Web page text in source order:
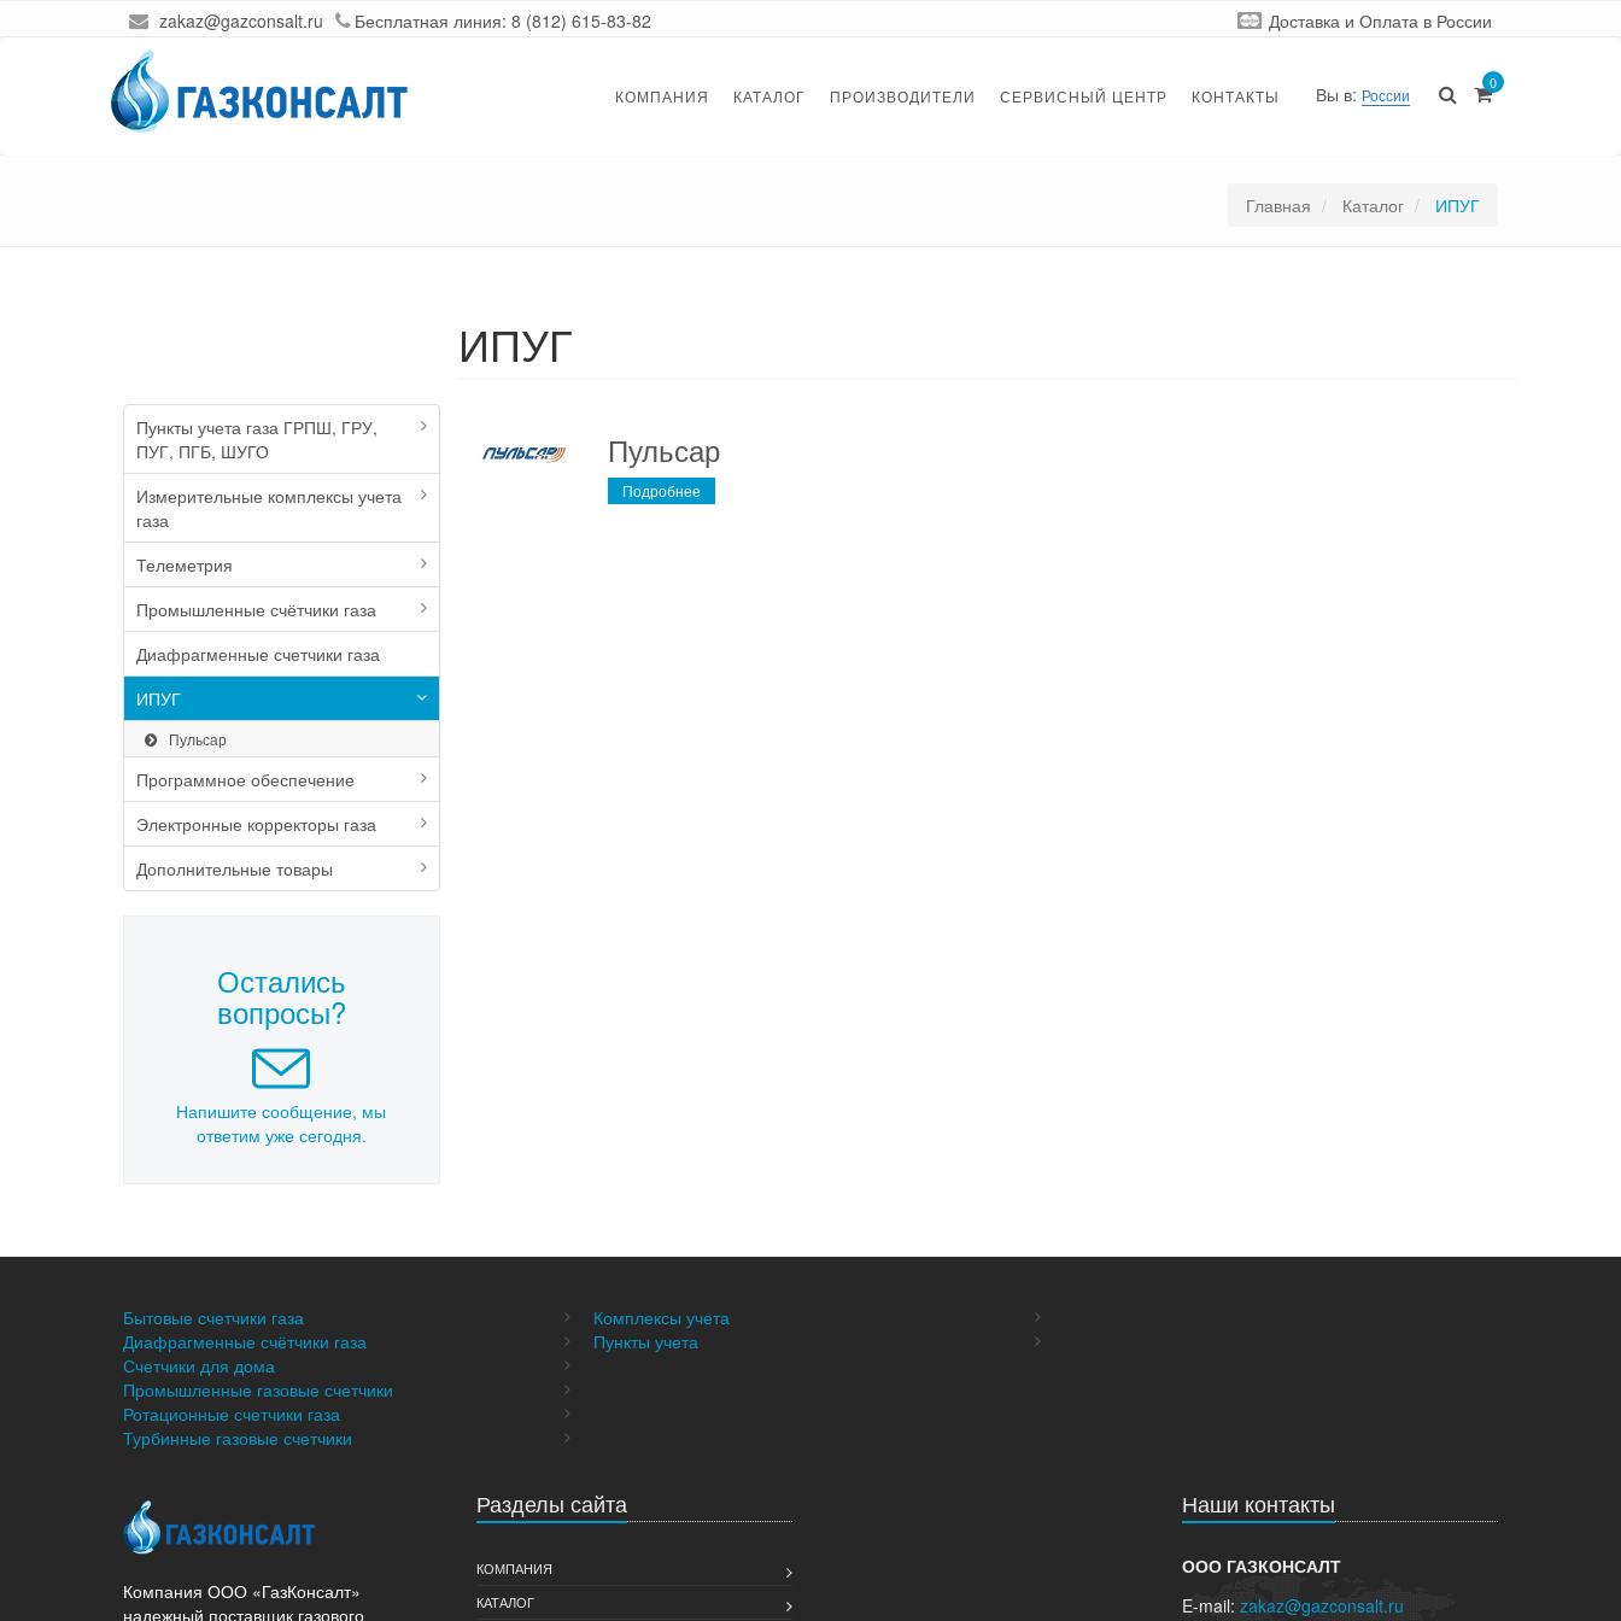
zakaz@gazconsalt.ru Бесплатная линия: 8 (812) 615-83-82 Доставка и Оплата в России
Вы в: России
0
КОМПАНИЯ КАТАЛОГ ПРОИЗВОДИТЕЛИ СЕРВИСНЫЙ ЦЕНТР КОНТАКТЫ
Главная Каталог ИПУГ
Пункты учета газа ГРПШ, ГРУ,
ПУГ, ПГБ, ШУГО
Измерительные комплексы учета
газа
Телеметрия
Промышленные счётчики газа
Диафрагменные счетчики газа
ИПУГ
Пульсар
Программное обеспечение
Электронные корректоры газа
Дополнительные товары
Остались
вопросы?
Напишите сообщение, мы
ответим уже сегодня.
ИПУГ
Пульсар
Подробнее
Бытовые счетчики газа
Диафрагменные счётчики газа
Счетчики для дома
Промышленные газовые счетчики
Ротационные счетчики газа
Турбинные газовые счетчики
Комплексы учета
Пункты учета
Компания ООО «ГазКонсалт»
надежный поставщик газового
Разделы сайта
КОМПАНИЯ
КАТАЛОГ
Наши контакты
ООО ГАЗКОНСАЛТ
E-mail: zakaz@gazconsalt.ru